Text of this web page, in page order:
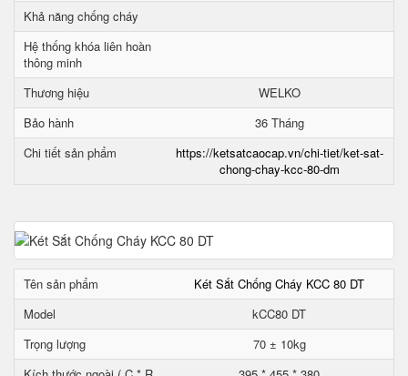
Khả năng chống cháy
Hệ thống khóa liên hoàn
thông minh
Thương hiệu
WELKO
Bảo hành
36 Tháng
Chi tiết sản phẩm
https://ketsatcaocap.vn/chi-tiet/ket-sat-
chong-chay-kcc-80-dm
Tên sản phẩm
Két Sắt Chống Cháy KCC 80 DT
Model
kCC80 DT
Trọng lượng
70 ± 10kg